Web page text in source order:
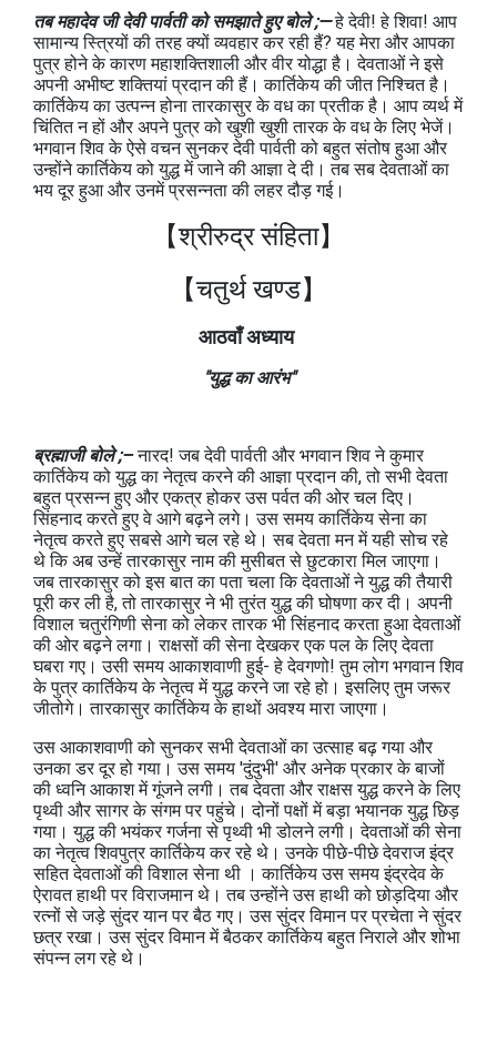
तब महादेव जी देवी पार्वती को समझाते हुए बोले ;—हे देवी! हे शिवा! आप
सामान्य स्त्रियों की तरह क्यों व्यवहार कर रही हैं? यह मेरा और आपका
पुत्र होने के कारण महाशक्तिशाली और वीर योद्धा है। देवताओं ने इसे
अपनी अभीष्ट शक्तियां प्रदान की हैं। कार्तिकेय की जीत निश्चित है।
कार्तिकेय का उत्पन्न होना तारकासुर के वध का प्रतीक है। आप व्यर्थ में
चिंतित न हों और अपने पुत्र को खुशी खुशी तारक के वध के लिए भेजें।
भगवान शिव के ऐसे वचन सुनकर देवी पार्वती को बहुत संतोष हुआ और
उन्होंने कार्तिकेय को युद्ध में जाने की आज्ञा दे दी। तब सब देवताओं का
भय दूर हुआ और उनमें प्रसन्नता की लहर दौड़ गई।
【श्रीरुद्र संहिता】
【चतुर्थ खण्ड】
आठवाँ अध्याय
"युद्ध का आरंभ"
ब्रह्माजी बोले ;–नारद! जब देवी पार्वती और भगवान शिव ने कुमार
कार्तिकेय को युद्ध का नेतृत्व करने की आज्ञा प्रदान की, तो सभी देवता
बहुत प्रसन्न हुए और एकत्र होकर उस पर्वत की ओर चल दिए।
सिंहनाद करते हुए वे आगे बढ़ने लगे। उस समय कार्तिकेय सेना का
नेतृत्व करते हुए सबसे आगे चल रहे थे। सब देवता मन में यही सोच रहे
थे कि अब उन्हें तारकासुर नाम की मुसीबत से छुटकारा मिल जाएगा।
जब तारकासुर को इस बात का पता चला कि देवताओं ने युद्ध की तैयारी
पूरी कर ली है, तो तारकासुर ने भी तुरंत युद्ध की घोषणा कर दी। अपनी
विशाल चतुरंगिणी सेना को लेकर तारक भी सिंहनाद करता हुआ देवताओं
की ओर बढ़ने लगा। राक्षसों की सेना देखकर एक पल के लिए देवता
घबरा गए। उसी समय आकाशवाणी हुई- हे देवगणो! तुम लोग भगवान शिव
के पुत्र कार्तिकेय के नेतृत्व में युद्ध करने जा रहे हो। इसलिए तुम जरूर
जीतोगे। तारकासुर कार्तिकेय के हाथों अवश्य मारा जाएगा।
उस आकाशवाणी को सुनकर सभी देवताओं का उत्साह बढ़ गया और
उनका डर दूर हो गया। उस समय 'दुंदुभी' और अनेक प्रकार के बाजों
की ध्वनि आकाश में गूंजने लगी। तब देवता और राक्षस युद्ध करने के लिए
पृथ्वी और सागर के संगम पर पहुंचे। दोनों पक्षों में बड़ा भयानक युद्ध छिड़
गया। युद्ध की भयंकर गर्जना से पृथ्वी भी डोलने लगी। देवताओं की सेना
का नेतृत्व शिवपुत्र कार्तिकेय कर रहे थे। उनके पीछे-पीछे देवराज इंद्र
सहित देवताओं की विशाल सेना थी । कार्तिकेय उस समय इंद्रदेव के
ऐरावत हाथी पर विराजमान थे। तब उन्होंने उस हाथी को छोड़दिया और
रत्नों से जड़े सुंदर यान पर बैठ गए। उस सुंदर विमान पर प्रचेता ने सुंदर
छत्र रखा। उस सुंदर विमान में बैठकर कार्तिकेय बहुत निराले और शोभा
संपन्न लग रहे थे।